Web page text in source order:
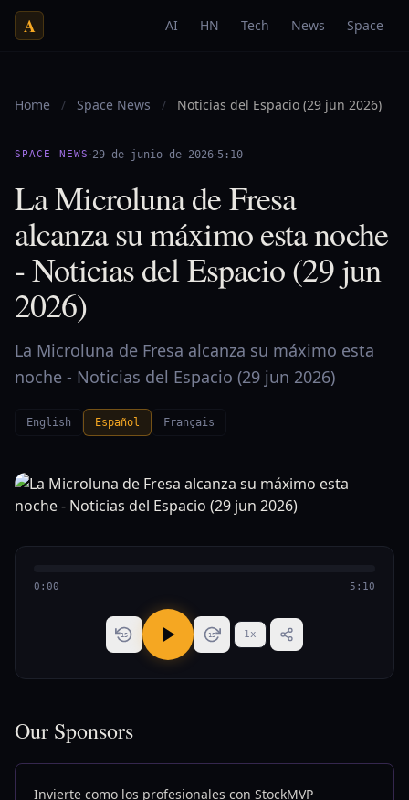
A AI HN Tech News Space
Home / Space News / Noticias del Espacio (29 jun 2026)
SPACE NEWS ·29 de junio de 2026·5:10
La Microluna de Fresa
alcanza su máximo esta noche
- Noticias del Espacio (29 jun
2026)
La Microluna de Fresa alcanza su máximo esta
noche - Noticias del Espacio (29 jun 2026)
English Español Français
0:00 5:10
15 15 1x
Our Sponsors
Invierte como los profesionales con StockMVP